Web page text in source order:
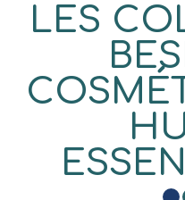
LES